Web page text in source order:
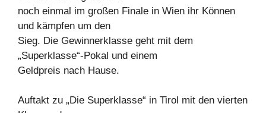
noch einmal im großen Finale in Wien ihr Können
und kämpfen um den
Sieg. Die Gewinnerklasse geht mit dem
„Superklasse“-Pokal und einem
Geldpreis nach Hause.
Auftakt zu „Die Superklasse“ in Tirol mit den vierten